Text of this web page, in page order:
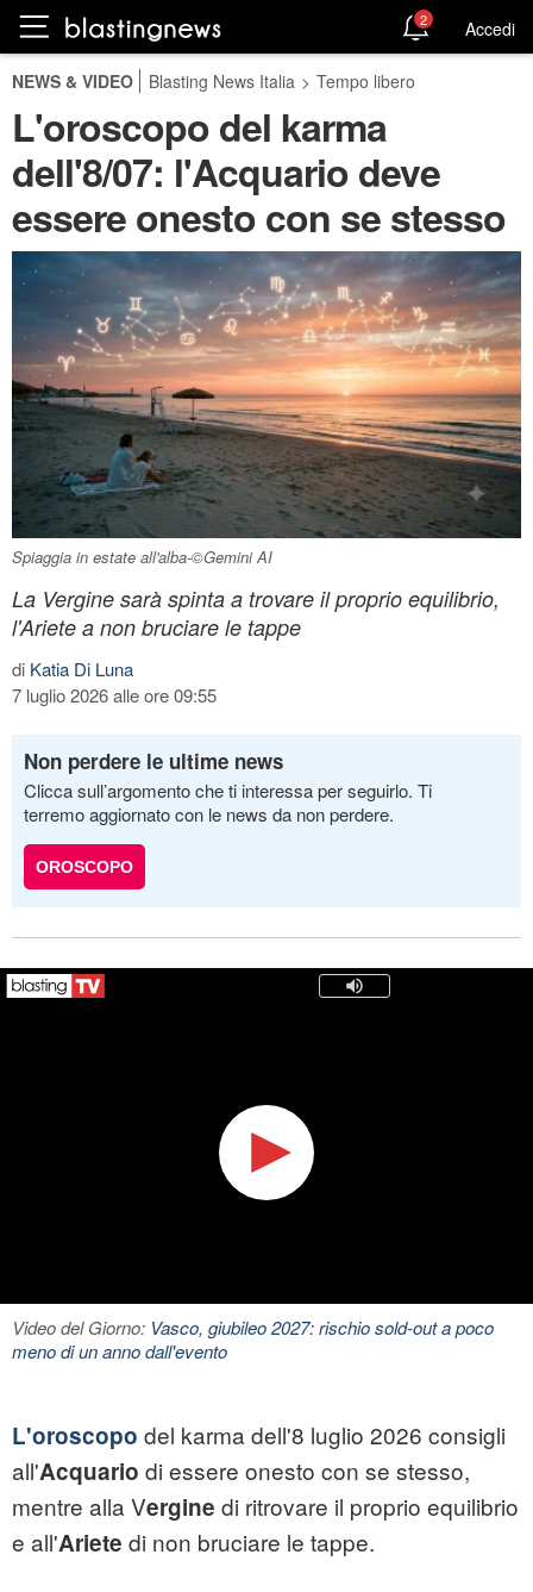
2 Accedi
NEWS & VIDEO Blasting News Italia > Tempo libero
L'oroscopo del karma
dell'8/07: l'Acquario deve
essere onesto con se stesso
Spiaggia in estate all'alba-©Gemini AI
La Vergine sarà spinta a trovare il proprio equilibrio,
l'Ariete a non bruciare le tappe
di Katia Di Luna
7 luglio 2026 alle ore 09:55
Non perdere le ultime news
Clicca sull’argomento che ti interessa per seguirlo. Ti
terremo aggiornato con le news da non perdere.
OROSCOPO
Video del Giorno: Vasco, giubileo 2027: rischio sold-out a poco
meno di un anno dall'evento
L'oroscopo del karma dell'8 luglio 2026 consigli
all'Acquario di essere onesto con se stesso,
mentre alla Vergine di ritrovare il proprio equilibrio
e all'Ariete di non bruciare le tappe.